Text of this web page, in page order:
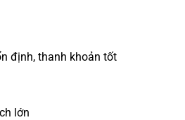
định, thanh khoản tốt
lớn